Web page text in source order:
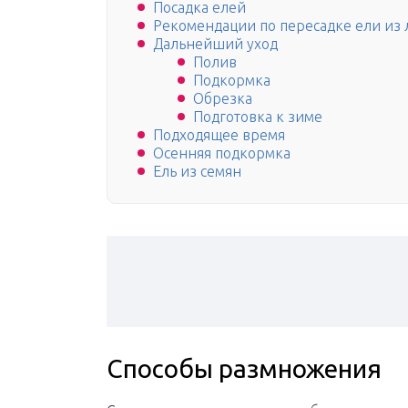
Посадка елей
Рекомендации по пересадке ели из
Дальнейший уход
Полив
Подкормка
Обрезка
Подготовка к зиме
Подходящее время
Осенняя подкормка
Ель из семян
Способы размножения